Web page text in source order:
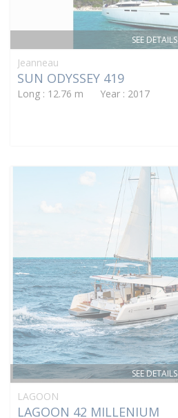
SEE DETAILS
Jeanneau
SUN ODYSSEY 419
Long : 12.76 m Year : 2017
SEE DETAILS
LAGOON
LAGOON 42 MILLENIUM